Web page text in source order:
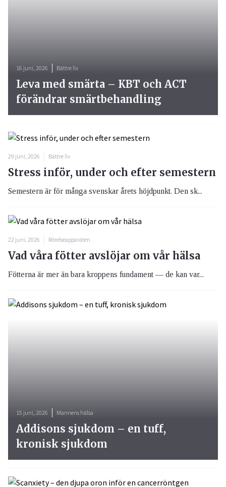
29 juni, 2026 Bättre liv
Stress inför, under och efter semestern
Semestern är för många svenskar årets höjdpunkt. Den sk...
22 juni, 2026 Rörelseapparaten
Vad våra fötter avslöjar om vår hälsa
Fötterna är mer än bara kroppens fundament — de kan var...
16 juni, 2026 Bättre liv
Leva med smärta – KBT och ACT
förändrar smärtbehandling
15 juni, 2026 Mannens hälsa
Addisons sjukdom – en tuff,
kronisk sjukdom